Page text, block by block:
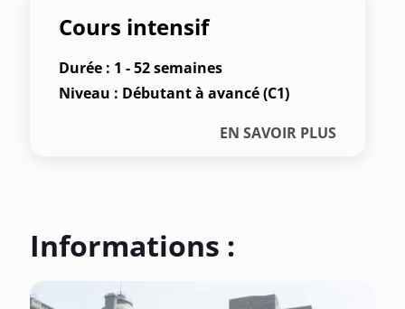
Cours intensif
Durée : 1 - 52 semaines
Niveau : Débutant à avancé (C1)
EN SAVOIR PLUS
Informations :